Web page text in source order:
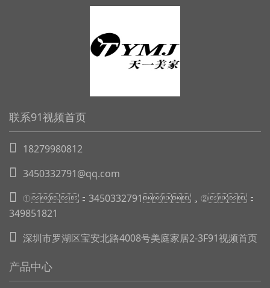
联系91视频首页
18279980812
3450332791@qq.com
①：3450332791，②：
349851821
深圳市罗湖区宝安北路4008号美庭家居2-3F91视频首页
产品中心